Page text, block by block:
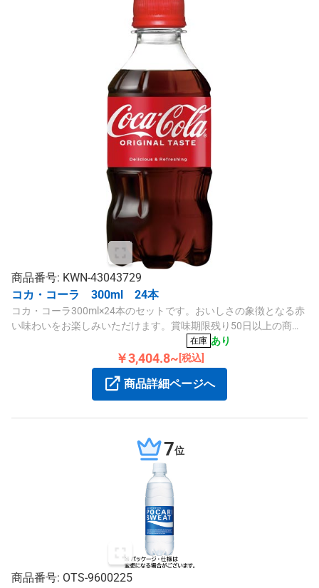
商品番号: KWN-43043729
コカ・コーラ 300ml 24本
コカ・コーラ300ml×24本のセットです。おいしさの象徴となる赤
い味わいをお楽しみいただけます。賞味期限残り50日以上の商品
在庫 あり
￥3,404.8~ [税込]
商品詳細ページへ
7位
商品番号: OTS-9600225